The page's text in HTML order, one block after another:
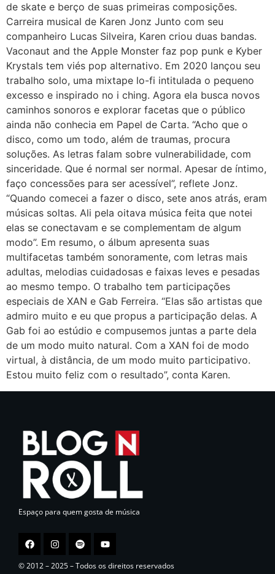
de skate e berço de suas primeiras composições.
Carreira musical de Karen Jonz Junto com seu
companheiro Lucas Silveira, Karen criou duas bandas.
Vaconaut and the Apple Monster faz pop punk e Kyber
Krystals tem viés pop alternativo. Em 2020 lançou seu
trabalho solo, uma mixtape lo-fi intitulada o pequeno
excesso e inspirado no i ching. Agora ela busca novos
caminhos sonoros e explorar facetas que o público
ainda não conhecia em Papel de Carta. “Acho que o
disco, como um todo, além de traumas, procura
soluções. As letras falam sobre vulnerabilidade, com
sinceridade. Que é normal ser normal. Apesar de íntimo,
faço concessões para ser acessível”, reflete Jonz.
“Quando comecei a fazer o disco, sete anos atrás, eram
músicas soltas. Ali pela oitava música feita que notei
elas se conectavam e se complementam de algum
modo”. Em resumo, o álbum apresenta suas
multifacetas também sonoramente, com letras mais
adultas, melodias cuidadosas e faixas leves e pesadas
ao mesmo tempo. O trabalho tem participações
especiais de XAN e Gab Ferreira. “Elas são artistas que
admiro muito e eu que propus a participação delas. A
Gab foi ao estúdio e compusemos juntas a parte dela
de um modo muito natural. Com a XAN foi de modo
virtual, à distância, de um modo muito participativo.
Estou muito feliz com o resultado”, conta Karen.
Espaço para quem gosta de música
© 2012 – 2025 – Todos os direitos reservados